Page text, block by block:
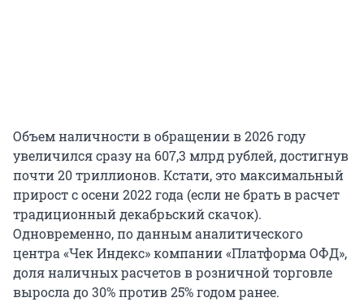
Объем наличности в обращении в 2026 году
увеличился сразу на 607,3 млрд рублей, достигнув
почти 20 триллионов. Кстати, это максимальный
прирост с осени 2022 года (если не брать в расчет
традиционный декабрьский скачок).
Одновременно, по данным аналитического
центра «Чек Индекс» компании «Платформа ОФД»,
доля наличных расчетов в розничной торговле
выросла до 30% против 25% годом ранее.